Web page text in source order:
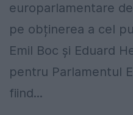
europarlamentare
pe obținerea a cel
Emil Boc și Eduard
pentru Parlamentul
fiind...